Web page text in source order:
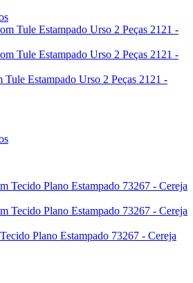
Estampado Urso 2 Peças 2121 -
Plano Estampado 73267 - Cereja